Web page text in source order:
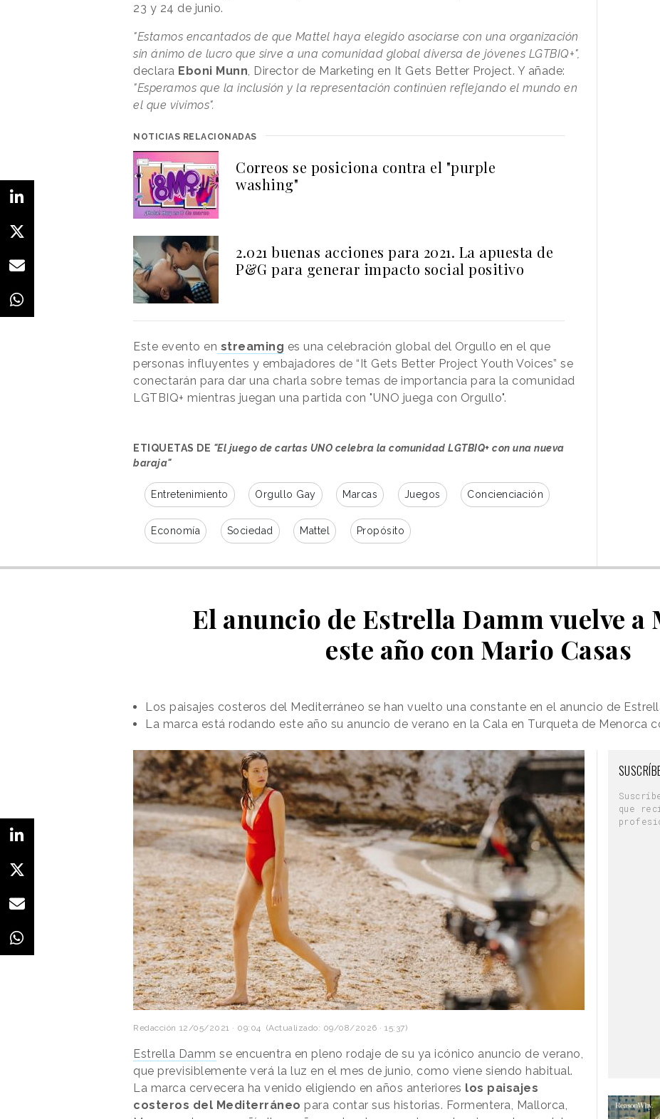
23 y 24 de junio.
"Estamos encantados de que Mattel haya elegido asociarse con una organización
sin ánimo de lucro que sirve a una comunidad global diversa de jóvenes LGTBIQ+",
declara Eboni Munn, Director de Marketing en It Gets Better Project. Y añade:
"Esperamos que la inclusión y la representación continúen reflejando el mundo en
el que vivimos".
NOTICIAS RELACIONADAS
Correos se posiciona contra el "purple
washing"
2.021 buenas acciones para 2021. La apuesta de
P&G para generar impacto social positivo
Este evento en streaming es una celebración global del Orgullo en el que
personas influyentes y embajadores de “It Gets Better Project Youth Voices” se
conectarán para dar una charla sobre temas de importancia para la comunidad
LGTBIQ+ mientras juegan una partida con "UNO juega con Orgullo".
ETIQUETAS DE "El juego de cartas UNO celebra la comunidad LGTBIQ+ con una nueva
baraja"
Entretenimiento Orgullo Gay Marcas Juegos Concienciación
Economía Sociedad Mattel Propósito
El anuncio de Estrella Damm vuelve a
este año con Mario Casas
Los paisajes costeros del Mediterráneo se han vuelto una constante en el anuncio de
La marca está rodando este año su anuncio de verano en la Cala en Turqueta de Menorca
Redacción 12/05/2021 · 09:04 (Actualizado: 09/08/2026 · 15:37)
Estrella Damm se encuentra en pleno rodaje de su ya icónico anuncio de verano,
que previsiblemente verá la luz en el mes de junio, como viene siendo habitual.
La marca cervecera ha venido eligiendo en años anteriores los paisajes
costeros del Mediterráneo para contar sus historias. Formentera, Mallorca,
que